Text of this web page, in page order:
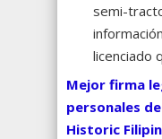
semi-
licenciado
Mejor firma
personales
Historic